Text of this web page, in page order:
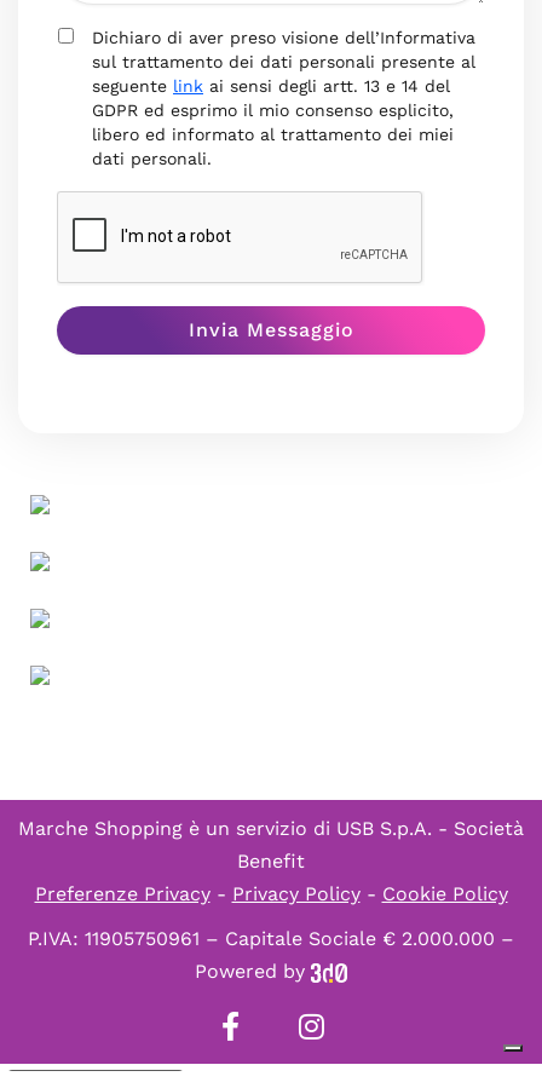
Dichiaro di aver preso visione dell’Informativa
sul trattamento dei dati personali presente al
seguente link ai sensi degli artt. 13 e 14 del
GDPR ed esprimo il mio consenso esplicito,
libero ed informato al trattamento dei miei
dati personali.
Marche Shopping è un servizio di USB S.p.A. - Società
Benefit
Preferenze Privacy- Privacy Policy- Cookie Policy
P.IVA: 11905750961 – Capitale Sociale € 2.000.000 –
Powered by